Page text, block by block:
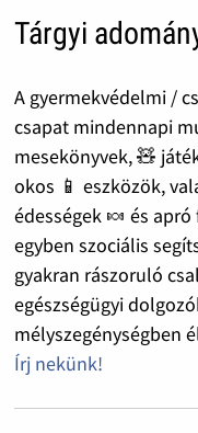
Tárgyi
A gyermekvédelmi /
csapat mindennapi
mesekönyvek, 🧸
okos 📱 eszközök,
édességek 🍬 és
egyben szociális
gyakran rászoruló
egészségügyi
mélyszegénységben
Írj nekünk!